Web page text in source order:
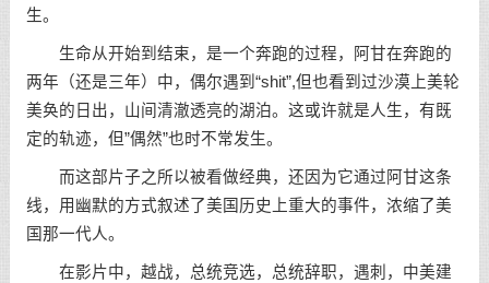
生。
生命从开始到结束，是一个奔跑的过程，阿甘在奔跑的
两年（还是三年）中，偶尔遇到“shit”,但也看到过沙漠上美轮
美奂的日出，山间清澈透亮的湖泊。这或许就是人生，有既
定的轨迹，但”偶然”也时不常发生。
而这部片子之所以被看做经典，还因为它通过阿甘这条
线，用幽默的方式叙述了美国历史上重大的事件，浓缩了美
国那一代人。
在影片中，越战，总统竞选，总统辞职，遇刺，中美建